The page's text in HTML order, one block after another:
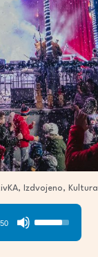
, Izdvojeno, Kultura
Use
Up/Down